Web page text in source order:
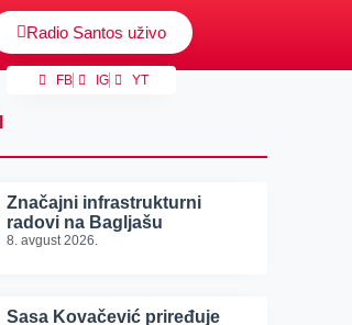
Radio Santos uživo
FB IG YT
Značajni infrastrukturni
radovi na Bagljašu
8. avgust 2026.
Sasa Kovačević priređuje